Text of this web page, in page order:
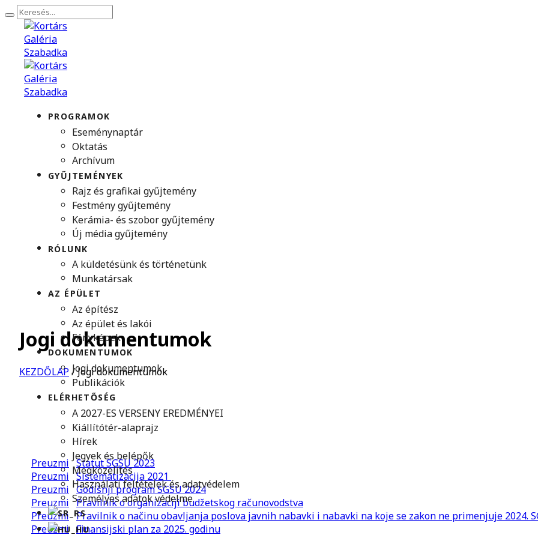
PROGRAMOK
Eseménynaptár
Oktatás
Archívum
GYŰJTEMÉNYEK
Rajz és grafikai gyűjtemény
Festmény gyűjtemény
Kerámia- és szobor gyűjtemény
Új média gyűjtemény
RÓLUNK
A küldetésünk és történetünk
Munkatársak
AZ ÉPÜLET
Az építész
Az épület és lakói
Fényképek
DOKUMENTUMOK
Jogi dokumentumok
Publikációk
ELÉRHETŐSÉG
A 2027-ES VERSENY EREDMÉNYEI
Kiállítótér-alaprajz
Hírek
Jegyek és belépők
Megközelítés
Használati feltételek és adatvédelem
Személyes adatok védelme
Jogi dokumentumok
KEZDŐLAP /Jogi dokumentumok
Preuzmi Statut SGSU 2023
Preuzmi Sistematizacija 2021
Preuzmi Godišnji program SGSU 2024
Preuzmi Pravilnik o organizaciji budžetskog računovodstva
Preuzmi Pravilnik o načinu obavljanja poslova javnih nabavki i nabavki na koje se zakon ne primenjuje 2024.
Preuzmi Finansijski plan za 2025. godinu